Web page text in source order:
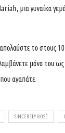
μια γυναίκα
το στους
μόνο του
αγαπάτε.
SINCERELY ROSÉ